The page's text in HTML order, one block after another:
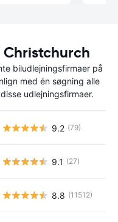
biludlejningsfirmaer på
med én søgning alle
udlejningsfirmaer.
9.2 (79)
9.1 (27)
8.8 (11512)